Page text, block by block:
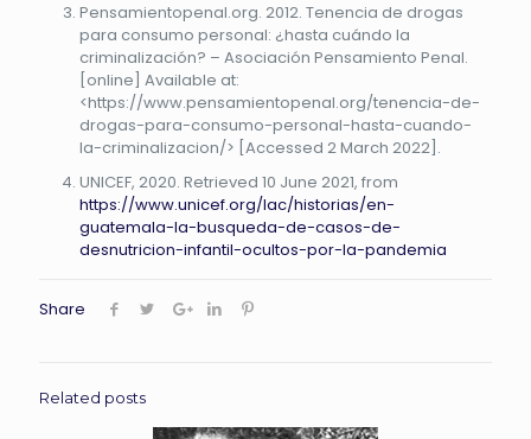
Pensamientopenal.org. 2012. Tenencia de drogas
para consumo personal: ¿hasta cuándo la
criminalización? – Asociación Pensamiento Penal.
[online] Available at:
<https://www.pensamientopenal.org/tenencia-de-
drogas-para-consumo-personal-hasta-cuando-
la-criminalizacion/> [Accessed 2 March 2022].
UNICEF, 2020. Retrieved 10 June 2021, from
https://www.unicef.org/lac/historias/en-
guatemala-la-busqueda-de-casos-de-
desnutricion-infantil-ocultos-por-la-pandemia
Share
Related posts